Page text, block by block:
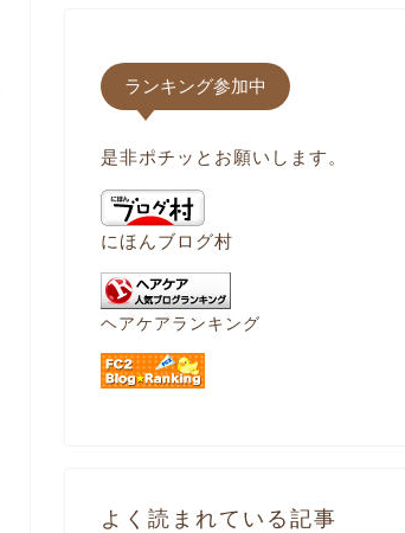
ランキング参加中
是非ポチッとお願いします。
にほんブログ村
ヘアケアランキング
よく読まれている記事